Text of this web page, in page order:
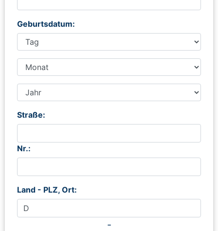
Geburtsdatum:
Straße:
Nr.:
Land - PLZ, Ort:
-